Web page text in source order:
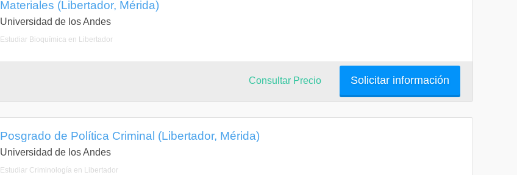
Materiales (Libertador, Mérida)
Universidad de los Andes
Estudiar Bioquímica en Libertador
Solicitar información
Consultar Precio
Posgrado de Política Criminal (Libertador, Mérida)
Universidad de los Andes
Estudiar Criminología en Libertador